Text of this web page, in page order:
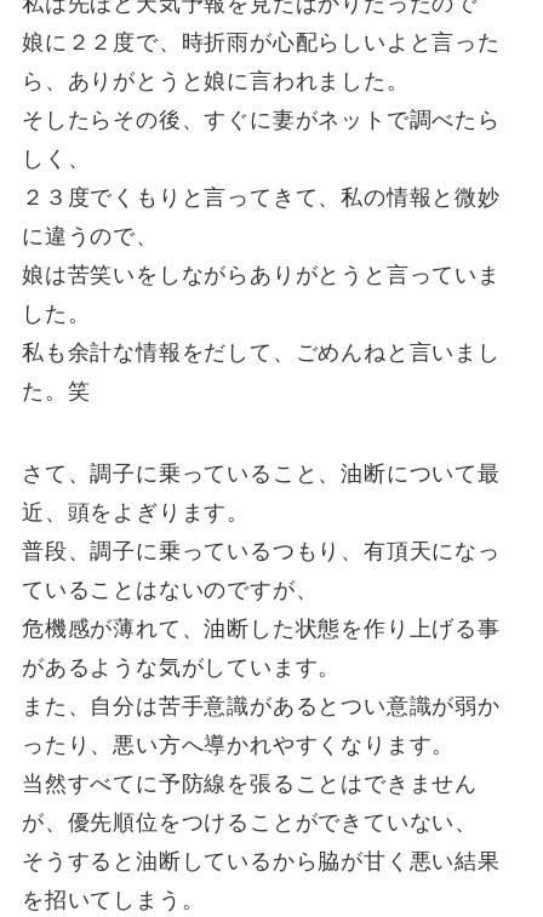
娘に２２度で、時折雨が心配らしいよと言った
ら、ありがとうと娘に言われました。
そしたらその後、すぐに妻がネットで調べたら
しく、
２３度でくもりと言ってきて、私の情報と微妙
に違うので、
娘は苦笑いをしながらありがとうと言っていま
した。
私も余計な情報をだして、ごめんねと言いまし
た。笑
さて、調子に乗っていること、油断について最
近、頭をよぎります。
普段、調子に乗っているつもり、有頂天になっ
ていることはないのですが、
危機感が薄れて、油断した状態を作り上げる事
があるような気がしています。
また、自分は苦手意識があるとつい意識が弱か
ったり、悪い方へ導かれやすくなります。
当然すべてに予防線を張ることはできません
が、優先順位をつけることができていない、
そうすると油断しているから脇が甘く悪い結果
を招いてしまう。